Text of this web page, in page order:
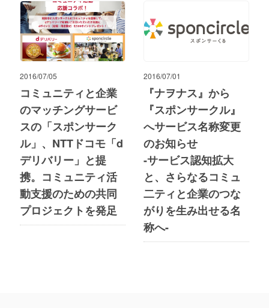
2016/07/05
コミュニティと企業
のマッチングサービ
スの「スポンサーク
ル」、NTTドコモ「d
デリバリー」と提
携。コミュニティ活
動支援のための共同
プロジェクトを発足
2016/07/01
『ナヲナス』から
『スポンサークル』
へサービス名称変更
のお知らせ
-サービス認知拡大
と、さらなるコミュ
二ティと企業のつな
がりを生み出せる名
称へ-